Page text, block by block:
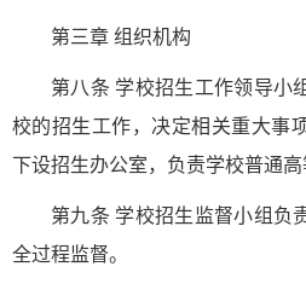
第三章 组织机构
第八条 学校招生工作领导小
校的招生工作，决定相关重大事
下设招生办公室，负责学校普通高
第九条 学校招生监督小组负
全过程监督。